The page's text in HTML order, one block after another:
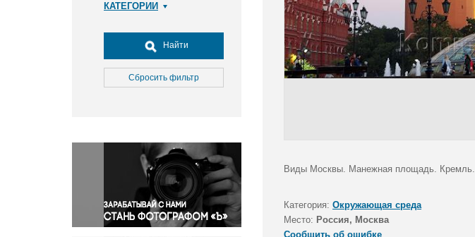
КАТЕГОРИИ
Досуг, туризм и отдых
Культура
Медицина
Окружающая среда
Политика
Правосудие
Происшествия и конфликты
Религия
Найти
Сбросить фильтр
Виды Москвы. Манежная площадь. Кремль.
Категория: Окружающая среда
Место: Россия, Москва
Сообщить об ошибке